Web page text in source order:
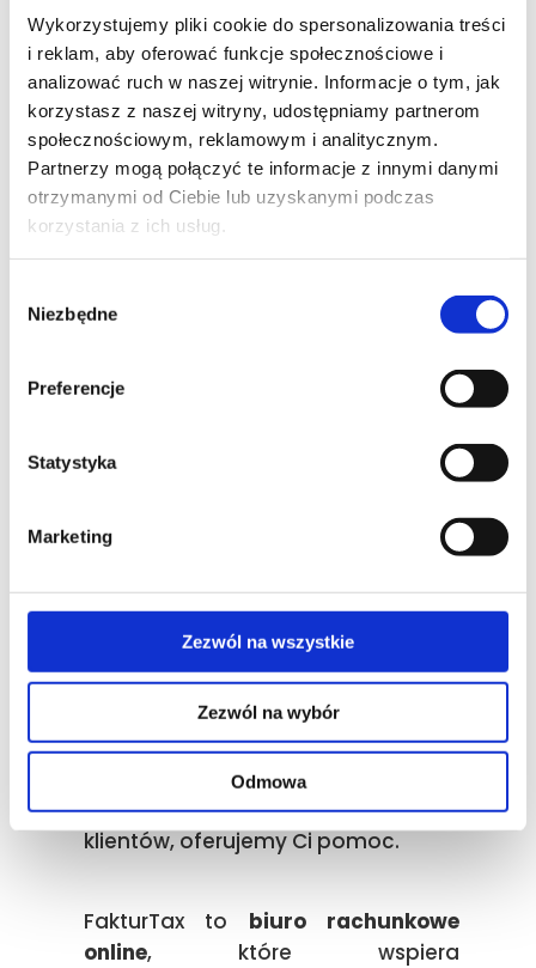
Wykorzystujemy pliki cookie do spersonalizowania treści
i reklam, aby oferować funkcje społecznościowe i
analizować ruch w naszej witrynie. Informacje o tym, jak
korzystasz z naszej witryny, udostępniamy partnerom
społecznościowym, reklamowym i analitycznym.
Partnerzy mogą połączyć te informacje z innymi danymi
otrzymanymi od Ciebie lub uzyskanymi podczas
korzystania z ich usług.
zgody
Niezbędne
Preferencje
Statystyka
Marketing
Zezwól na wszystkie
Zezwól na wybór
Odmowa
Sprawdź nas! FakturTax to zespół
doświadczonych księgowych oraz
doradców podatkowych.
Oferujemy współpracę w formie
online, ponieważ szanujemy Twój
czas. Księgowość online to
oszczędność czasu i pieniędzy. Nie
musisz nam dostarczać wszystkich
Wystarczy forma elektroniczna.
Współpracujemy z wieloma
firmami, które doceniają ten model
współpracy. Zapewniamy nie tylko
pomoc przy
otwarciu firmy online.
Księgowość dla jdg
Ci co prowadzą jednoosobowe
działalności, muszą prowadzić
należycie księgowość. Byś mógł
rozwijać swój biznes w Zielonej
Górze i skupiać się na rozwoju
swoich usług oraz poszerzaniu bazy
klientów, oferujemy Ci pomoc.
FakturTax to biuro rachunkowe
online, które wspiera